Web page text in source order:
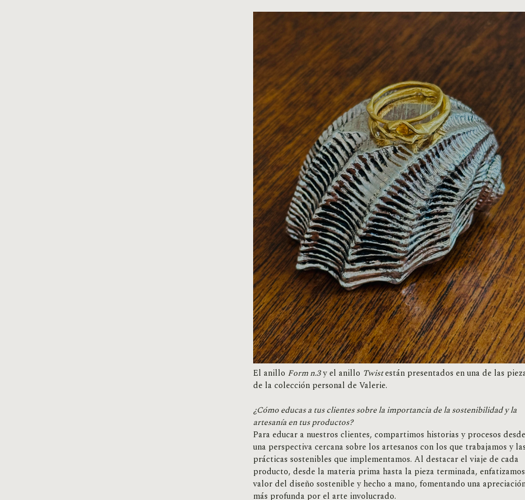
El anillo Form n.3y el anillo Twistestán presentados en una de las
de la colección personal de Valerie.
¿Cómo educas a tus clientes sobre la importancia de la sostenibilidad y la
artesanía en tus productos?
Para educar a nuestros clientes, compartimos historias y procesos desde
una perspectiva cercana sobre los artesanos con los que trabajamos y las
prácticas sostenibles que implementamos. Al destacar el viaje de cada
producto, desde la materia prima hasta la pieza terminada,
valor del diseño sostenible y hecho a mano, fomentando una
más profunda por el arte involucrado.